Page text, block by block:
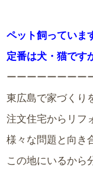
ペット飼っていま
定番は犬・猫です
ーーーーーーーー
東広島で家づくり
注文住宅からリフ
様々な問題と向き
この地にいるから